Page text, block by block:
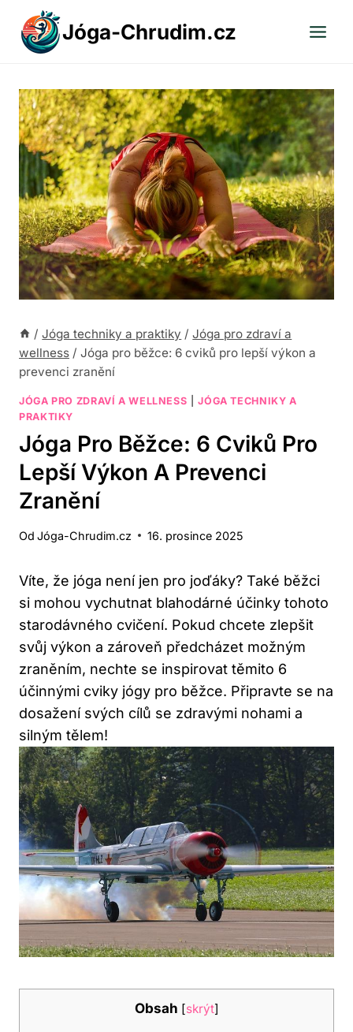
Přeskočit
obsah
Jóga-Chrudim.cz
/ Jóga techniky a praktiky / Jóga pro zdraví a
wellness / Jóga pro běžce: 6 cviků pro lepší výkon a
prevenci zranění
JÓGA PRO ZDRAVÍ A WELLNESS |JÓGA TECHNIKY A
PRAKTIKY
Jóga Pro Běžce: 6 Cviků Pro
Lepší Výkon A Prevenci
Zranění
Od Jóga-Chrudim.cz 16. prosince 2025
Víte, že jóga není jen pro joďáky? Také běžci
si mohou vychutnat blahodárné účinky tohoto
starodávného cvičení. Pokud chcete zlepšit
svůj výkon a zároveň předcházet možným
zraněním, nechte se inspirovat těmito 6
účinnými cviky jógy pro běžce. Připravte se na
dosažení svých cílů se zdravými nohami a
silným tělem!
Obsah [skrýt]